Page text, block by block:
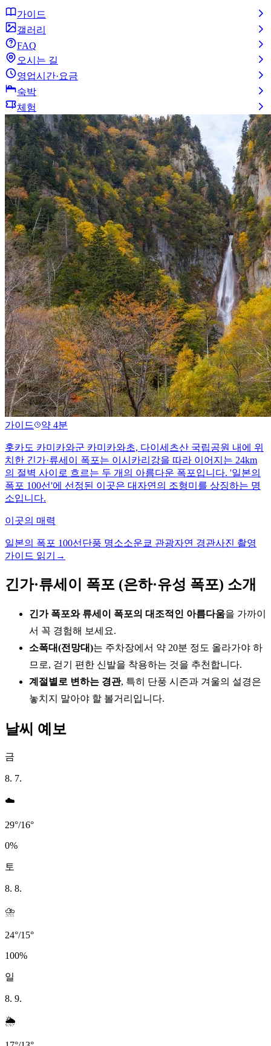
가이드
갤러리
FAQ
오시는 길
영업시간·요금
숙박
체험
가이드 약 4분
홋카도 카미카와군 카미카와초, 다이세츠산 국립공원 내에 위
치한 긴가·류세이 폭포는 이시카리강을 따라 이어지는 24km
의 절벽 사이로 흐르는 두 개의 아름다운 폭포입니다. '일본의
폭포 100선'에 선정된 이곳은 대자연의 조형미를 상징하는 명
소입니다.
이곳의 매력
일본의 폭포 100선 단풍 명소소운쿄 관광자연 경관사진 촬영
가이드 읽기 →
긴가·류세이 폭포 (은하·유성 폭포) 소개
긴가 폭포와 류세이 폭포의 대조적인 아름다움을 가까이
서 꼭 경험해 보세요.
소폭대(전망대)는 주차장에서 약 20분 정도 올라가야 하
므로, 걷기 편한 신발을 착용하는 것을 추천합니다.
계절별로 변하는 경관, 특히 단풍 시즌과 겨울의 설경은
놓치지 말아야 할 볼거리입니다.
날씨 예보
금
8. 7.
☁️
29°/16°
0%
토
8. 8.
⛈️
24°/15°
100%
일
8. 9.
🌦️